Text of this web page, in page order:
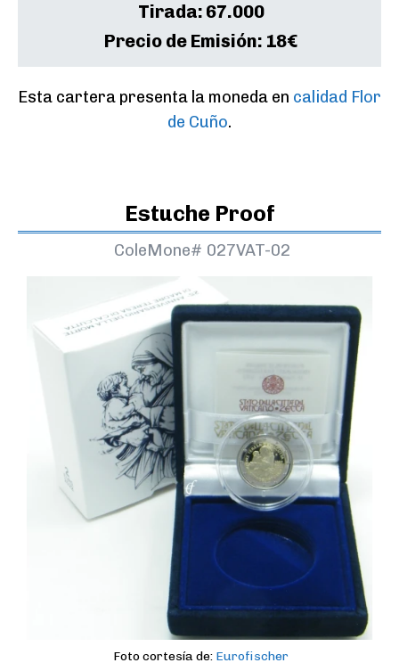
Tirada: 67.000
Precio de Emisión: 18€
Esta cartera presenta la moneda en calidad Flor
de Cuño.
Estuche Proof
ColeMone# 027VAT-02
Foto cortesía de: Eurofischer